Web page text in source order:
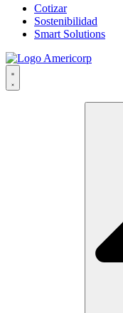
Cotizar
Sostenibilidad
Smart Solutions